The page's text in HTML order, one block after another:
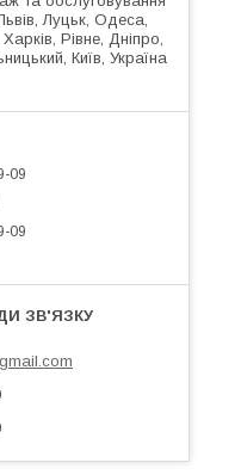
Луцьк, Одеса,
Рівне, Дніпро,
Київ, Україна
09
09